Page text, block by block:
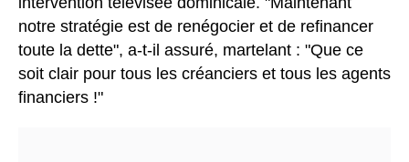
notre stratégie est de renégocier et de refinancer
toute la dette", a-t-il assuré, martelant : "Que ce
soit clair pour tous les créanciers et tous les agents
financiers !"